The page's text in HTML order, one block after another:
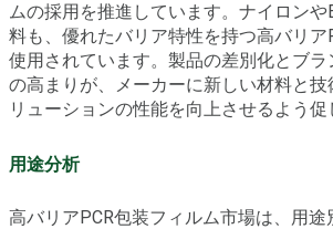
ムの採用を推進しています。ナイロンや
料も、優れたバリア特性を持つ高バリア
使用されています。製品の差別化とブ
の高まりが、メーカーに新しい材料と
リューションの性能を向上させるよう促
用途分析
高バリアPCR包装フィルム市場は、用